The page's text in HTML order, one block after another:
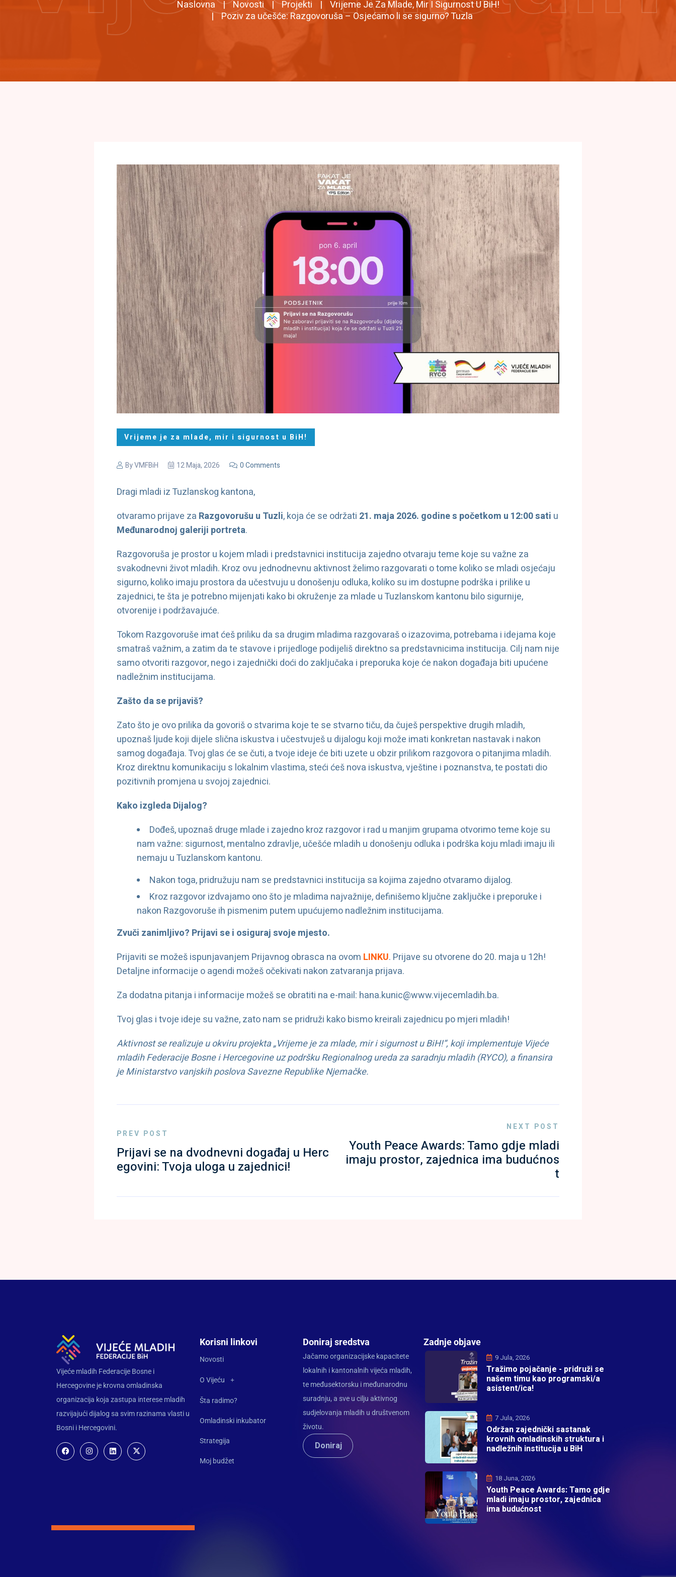
Naslovna Novosti Projekti
Vrijeme Je Za Mlade, Mir I Sigurnost U BiH!
Poziv za učešće: Razgovoruša – Osjećamo li se sigurno? Tuzla
Vrijeme je za mlade, mir i sigurnost u BiH!
ByVMFBiH 12 Maja, 2026 0 Comments
Dragi mladi iz Tuzlanskog kantona,
otvaramo prijave za Razgovorušu u Tuzli, koja će se održati 21. maja 2026. godine s početkom u 12:00 sati u
Međunarodnoj galeriji portreta.
Razgovoruša je prostor u kojem mladi i predstavnici institucija zajedno otvaraju teme koje su važne za
svakodnevni život mladih. Kroz ovu jednodnevnu aktivnost želimo razgovarati o tome koliko se mladi osjećaju
sigurno, koliko imaju prostora da učestvuju u donošenju odluka, koliko su im dostupne podrška i prilike u
zajednici, te šta je potrebno mijenjati kako bi okruženje za mlade u Tuzlanskom kantonu bilo sigurnije,
otvorenije i podržavajuće.
Tokom Razgovoruše imat ćeš priliku da sa drugim mladima razgovaraš o izazovima, potrebama i idejama koje
smatraš važnim, a zatim da te stavove i prijedloge podijeliš direktno sa predstavnicima institucija. Cilj nam nije
samo otvoriti razgovor, nego i zajednički doći do zaključaka i preporuka koje će nakon događaja biti upućene
nadležnim institucijama.
Zašto da se prijaviš?
Zato što je ovo prilika da govoriš o stvarima koje te se stvarno tiču, da čuješ perspektive drugih mladih,
upoznaš ljude koji dijele slična iskustva i učestvuješ u dijalogu koji može imati konkretan nastavak i nakon
samog događaja. Tvoj glas će se čuti, a tvoje ideje će biti uzete u obzir prilikom razgovora o pitanjima mladih.
Kroz direktnu komunikaciju s lokalnim vlastima, steći ćeš nova iskustva, vještine i poznanstva, te postati dio
pozitivnih promjena u svojoj zajednici.
Kako izgleda Dijalog?
Dođeš, upoznaš druge mlade i zajedno kroz razgovor i rad u manjim grupama otvorimo teme koje su
nam važne: sigurnost, mentalno zdravlje, učešće mladih u donošenju odluka i podrška koju mladi imaju ili
nemaju u Tuzlanskom kantonu.
Nakon toga, pridružuju nam se predstavnici institucija sa kojima zajedno otvaramo dijalog.
Kroz razgovor izdvajamo ono što je mladima najvažnije, definišemo ključne zaključke i preporuke i
nakon Razgovoruše ih pismenim putem upućujemo nadležnim institucijama.
Zvuči zanimljivo? Prijavi se i osiguraj svoje mjesto.
Prijaviti se možeš ispunjavanjem Prijavnog obrasca na ovom LINKU. Prijave su otvorene do 20. maja u 12h!
Detaljne informacije o agendi možeš očekivati nakon zatvaranja prijava.
Za dodatna pitanja i informacije možeš se obratiti na e-mail: hana.kunic@www.vijecemladih.ba.
Tvoj glas i tvoje ideje su važne, zato nam se pridruži kako bismo kreirali zajednicu po mjeri mladih!
Aktivnost se realizuje u okviru projekta „Vrijeme je za mlade, mir i sigurnost u BiH!“, koji implementuje Vijeće
mladih Federacije Bosne i Hercegovine uz podršku Regionalnog ureda za saradnju mladih (RYCO), a finansira
je Ministarstvo vanjskih poslova Savezne Republike Njemačke.
PREV POST
Prijavi se na dvodnevni događaj u Herc
egovini: Tvoja uloga u zajednici!
NEXT POST
Youth Peace Awards: Tamo gdje mladi
imaju prostor, zajednica ima budućnos
t
Vijeće mladih Federacije Bosne i
Hercegovine je krovna omladinska
organizacija koja zastupa interese mladih
razvijajući dijalog sa svim razinama vlasti u
Bosni i Hercegovini.
Korisni linkovi
Novosti
O Vijeću
Šta radimo?
Omladinski inkubator
Strategija
Moj budžet
Doniraj sredstva
Jačamo organizacijske kapacitete
lokalnih i kantonalnih vijeća mladih,
te međusektorsku i međunarodnu
suradnju, a sve u cilju aktivnog
sudjelovanja mladih u društvenom
životu.
Doniraj
Zadnje objave
9 Jula, 2026
Tražimo pojačanje - pridruži se
našem timu kao programski/a
asistent/ica!
7 Jula, 2026
Održan zajednički sastanak
krovnih omladinskih struktura i
nadležnih institucija u BiH
18 Juna, 2026
Youth Peace Awards: Tamo gdje
mladi imaju prostor, zajednica
ima budućnost